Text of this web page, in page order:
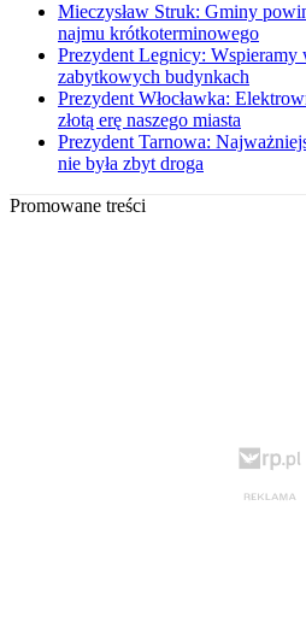
Mieczysław Struk: Gminy
najmu krótkoterminowego
Prezydent Legnicy:
zabytkowych budynkach
Prezydent Włocławka:
złotą erę naszego miasta
Prezydent Tarnowa:
nie była zbyt droga
Promowane treści